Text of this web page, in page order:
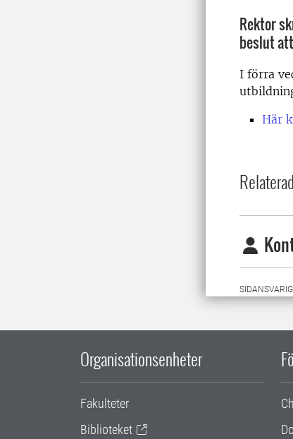
Rektor
beslut
I förra
Här
Organisationsenheter
Fakulteter
Biblioteket